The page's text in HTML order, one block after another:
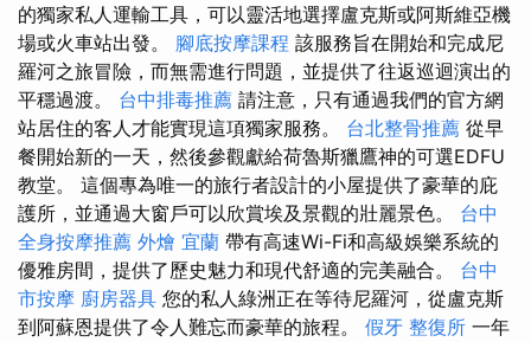
的獨家私人運輸工具，可以靈活地選擇盧克斯或阿斯維亞機
場或火車站出發。 腳底按摩課程 該服務旨在開始和完成尼
羅河之旅冒險，而無需進行問題，並提供了往返巡迴演出的
平穩過渡。 台中排毒推薦 請注意，只有通過我們的官方網
站居住的客人才能實現這項獨家服務。 台北整骨推薦 從早
餐開始新的一天，然後參觀獻給荷魯斯獵鷹神的可選EDFU
教堂。 這個專為唯一的旅行者設計的小屋提供了豪華的庇
護所，並通過大窗戶可以欣賞埃及景觀的壯麗景色。 台中
全身按摩推薦 外燴 宜蘭 帶有高速Wi-Fi和高級娛樂系統的
優雅房間，提供了歷史魅力和現代舒適的完美融合。 台中
市按摩 廚房器具 您的私人綠洲正在等待尼羅河，從盧克斯
到阿蘇恩提供了令人難忘而豪華的旅程。 假牙 整復所 一年